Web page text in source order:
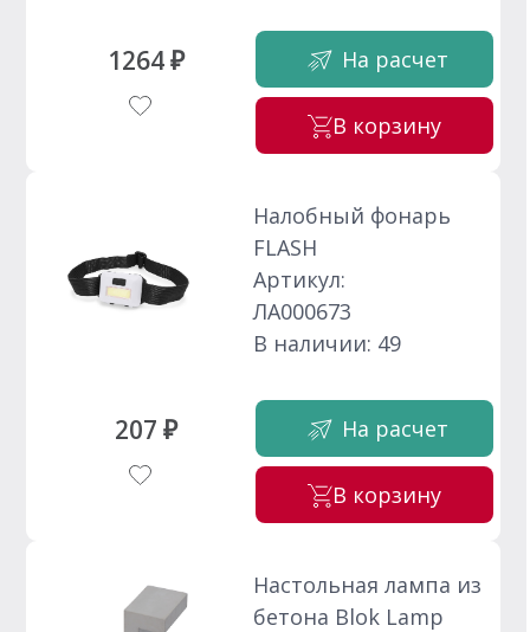
1264 ₽ На расчет
В корзину
207 ₽
Налобный фонарь
FLASH
Артикул:
ЛА000673
В наличии: 49
На расчет
В корзину
Настольная лампа из
бетона Blok Lamp